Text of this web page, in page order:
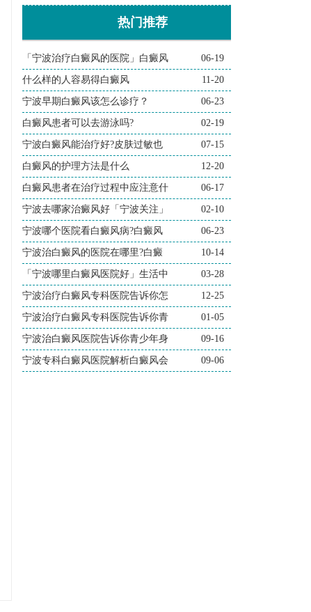
热门推荐
「宁波治疗白癜风的医院」白癜风 06-19
什么样的人容易得白癜风 11-20
宁波早期白癜风该怎么诊疗？ 06-23
白癜风患者可以去游泳吗? 02-19
宁波白癜风能治疗好?皮肤过敏也 07-15
白癜风的护理方法是什么 12-20
白癜风患者在治疗过程中应注意什 06-17
宁波去哪家治癜风好「宁波关注」 02-10
宁波哪个医院看白癜风病?白癜风 06-23
宁波治白癜风的医院在哪里?白癜 10-14
「宁波哪里白癜风医院好」生活中 03-28
宁波治疗白癜风专科医院告诉你怎 12-25
宁波治疗白癜风专科医院告诉你青 01-05
宁波治白癜风医院告诉你青少年身 09-16
宁波专科白癜风医院解析白癜风会 09-06